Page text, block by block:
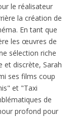
le réalisateur
la création de
En tant que
les œuvres de
sélection riche
et discrète, Sarah
ses films coup
et "Taxi
de
profond pour